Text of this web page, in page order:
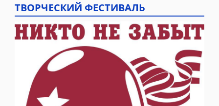
ТВОРЧЕСКИЙ ФЕСТИВАЛЬ